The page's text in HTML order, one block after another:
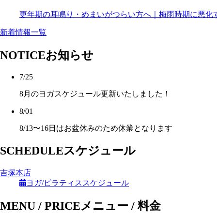
更年期の耳鳴り・めまいがつらい方へ｜梅雨時期に悪化
新着情報一覧
NOTICEお知らせ
7/25
8月のヨガスケジュール更新いたしました！
8/01
8/13〜16日はお盆休みのため休業となります
SCHEDULEスケジュール
吉塚本店
ヨガ/ピラティススケジュール
MENU / PRICEメニュー / 料金